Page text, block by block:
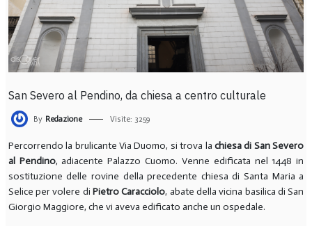
San Severo al Pendino, da chiesa a centro culturale
By Redazione Visite: 3259
Percorrendo la brulicante Via Duomo, si trova la chiesa di San Severo
al Pendino, adiacente Palazzo Cuomo. Venne edificata nel 1448 in
sostituzione delle rovine della precedente chiesa di Santa Maria a
Selice per volere diPietro Caracciolo, abate della vicina basilica di San
Giorgio Maggiore, che vi aveva edificato anche un ospedale.